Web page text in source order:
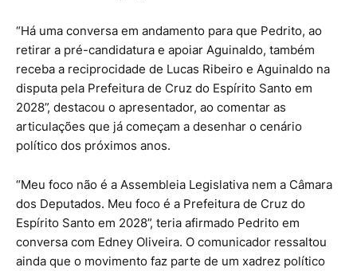
“Há uma conversa em andamento para que Pedrito, ao
retirar a pré-candidatura e apoiar Aguinaldo, também
receba a reciprocidade de Lucas Ribeiro e Aguinaldo na
disputa pela Prefeitura de Cruz do Espírito Santo em
2028”, destacou o apresentador, ao comentar as
articulações que já começam a desenhar o cenário
político dos próximos anos.
“Meu foco não é a Assembleia Legislativa nem a Câmara
dos Deputados. Meu foco é a Prefeitura de Cruz do
Espírito Santo em 2028”, teria afirmado Pedrito em
conversa com Edney Oliveira. O comunicador ressaltou
ainda que o movimento faz parte de um xadrez político